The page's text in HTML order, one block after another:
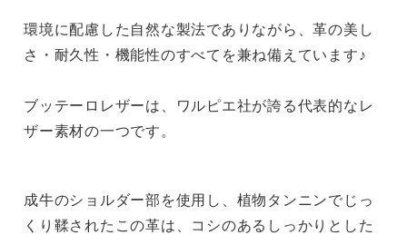
環境に配慮した自然な製法でありながら、革の美し
さ・耐久性・機能性のすべてを兼ね備えています♪
ブッテーロレザーは、ワルピエ社が誇る代表的なレ
ザー素材の一つです。
成牛のショルダー部を使用し、植物タンニンでじっ
くり鞣されたこの革は、コシのあるしっかりとした